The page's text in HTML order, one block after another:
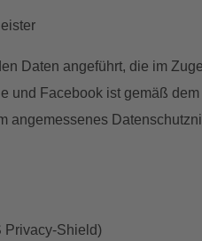
Daten angeführt, die im
und Facebook ist gemäß
angemessenes
Privacy-Shield)